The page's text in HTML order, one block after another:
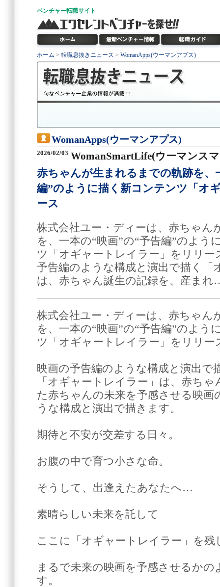
ベンチャー転職サイト
ホーム > 転職息抜きニュース > WomanApps(ウーマンアプス)
WomanApps(ウーマンアプス)
2026/02/03 WomanSmartLife(ウーマンス
赤ちゃんが生まれるまでの軌跡を、
編”のように描く新コンテンツ「オ
ース
株式会社ユー・ディーは、赤ちゃん
を、一本の“映画”の“予告編”のよう
ツ「オギャートレイラー」をリリ
予告編のような構成と演出で描く「
は、赤ちゃん誕生の記録を、産ま
株式会社ユー・ディーは、赤ちゃん
を、一本の“映画”の“予告編”のよう
ツ「オギャートレイラー」をリリー
映画の予告編のような構成と演出で
「オギャートレイラー」は、赤ち
た赤ちゃんの未来を予感させる映画
うな構成と演出で描きます。
期待と不安が交差する日々。
お腹の中で育つ小さな命。
そうして、出逢えたあなたへ…
素晴らしい未来を託して
ここに「オギャートレイラー」を残
まるで未来の映画を予感させるか
す。